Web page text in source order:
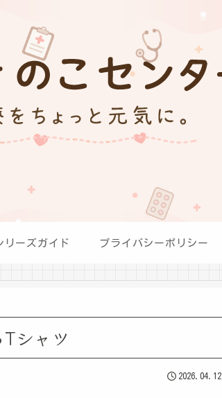
リーズガイド プライバシーポリシー
シャツ
2026.04.12